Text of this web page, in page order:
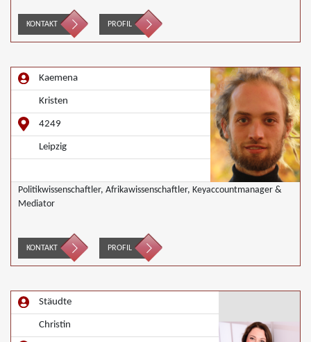
KONTAKT PROFIL
Kaemena
Kristen
4249
Leipzig
Politikwissenschaftler, Afrikawissenschaftler, Keyaccountmanager &
Mediator
KONTAKT PROFIL
Stäudte
Christin